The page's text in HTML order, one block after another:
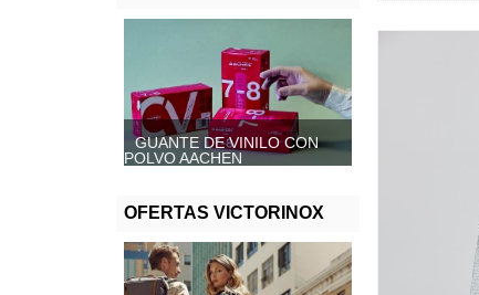
GUANTE DE VINILO CON
POLVO AACHEN
GUANTE DE VINILO SIN
POLVO, AACHEN
OFERTAS VICTORINOX